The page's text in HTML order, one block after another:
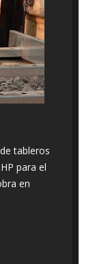
tableros
para el
en